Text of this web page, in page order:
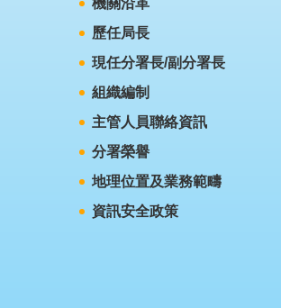
機關沿革
歷任局長
現任分署長/副分署長
組織編制
主管人員聯絡資訊
分署榮譽
地理位置及業務範疇
資訊安全政策